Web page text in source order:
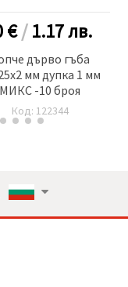
€/1.17лв.
дърво гъба
мм дупка 1 мм
МИКС -10 броя
Код: 122344